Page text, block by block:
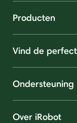
Producten
Vind de
Ondersteuning
Over iRobot